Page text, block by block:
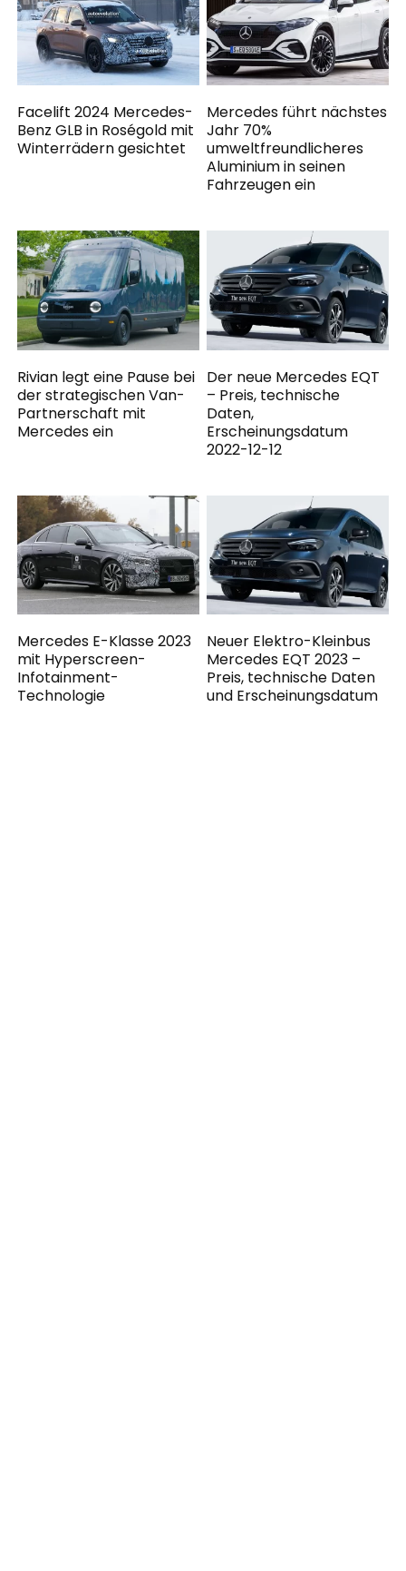
Facelift 2024 Mercedes-
Benz GLB in Roségold mit
Winterrädern gesichtet
Mercedes führt nächstes
Jahr 70%
umweltfreundlicheres
Aluminium in seinen
Fahrzeugen ein
Rivian legt eine Pause bei
der strategischen Van-
Partnerschaft mit
Mercedes ein
Der neue Mercedes EQT
– Preis, technische
Daten,
Erscheinungsdatum
2022-12-12
Mercedes E-Klasse 2023
mit Hyperscreen-
Infotainment-
Technologie
Neuer Elektro-Kleinbus
Mercedes EQT 2023 –
Preis, technische Daten
und Erscheinungsdatum